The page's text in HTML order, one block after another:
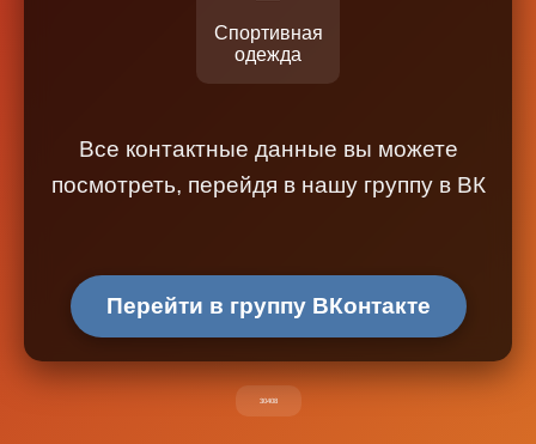
Спортивная
одежда
Все контактные данные вы можете
посмотреть, перейдя в нашу группу в ВК
Перейти в группу ВКонтакте
30408